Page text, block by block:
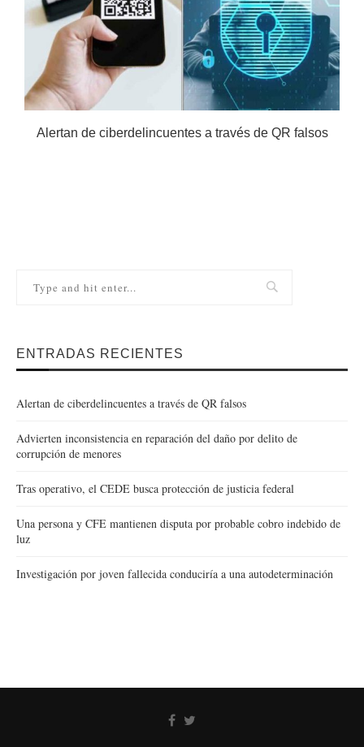
Alertan de ciberdelincuentes a través de QR falsos
ENTRADAS RECIENTES
Alertan de ciberdelincuentes a través de QR falsos
Advierten inconsistencia en reparación del daño por delito de
corrupción de menores
Tras operativo, el CEDE busca protección de justicia federal
Una persona y CFE mantienen disputa por probable cobro indebido de
luz
Investigación por joven fallecida conduciría a una autodeterminación